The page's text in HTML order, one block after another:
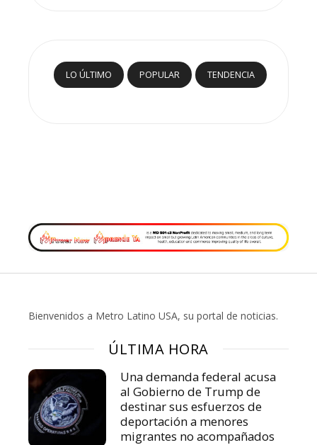
LO ÚLTIMO POPULAR TENDENCIA
Bienvenidos a Metro Latino USA, su portal de noticias.
ÚLTIMA HORA
Una demanda federal acusa
al Gobierno de Trump de
destinar sus esfuerzos de
deportación a menores
migrantes no acompañados